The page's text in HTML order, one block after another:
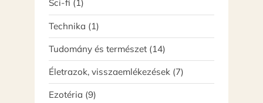
Sci-fi 11
termék
Technika 11
termék
Tudomány és természet 1414
termék
Életrazok, visszaemlékezések 77
termék
Ezotéria 99